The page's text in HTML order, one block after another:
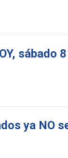
sábado
ya NO